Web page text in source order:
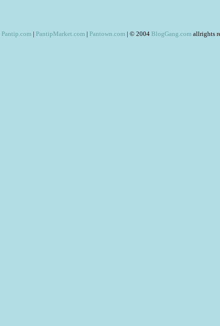
Pantip.com | PantipMarket.com | Pantown.com | © 2004 BlogGang.com allrights